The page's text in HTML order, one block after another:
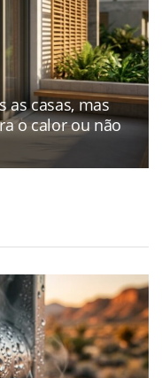
as casas, mas
o calor ou não